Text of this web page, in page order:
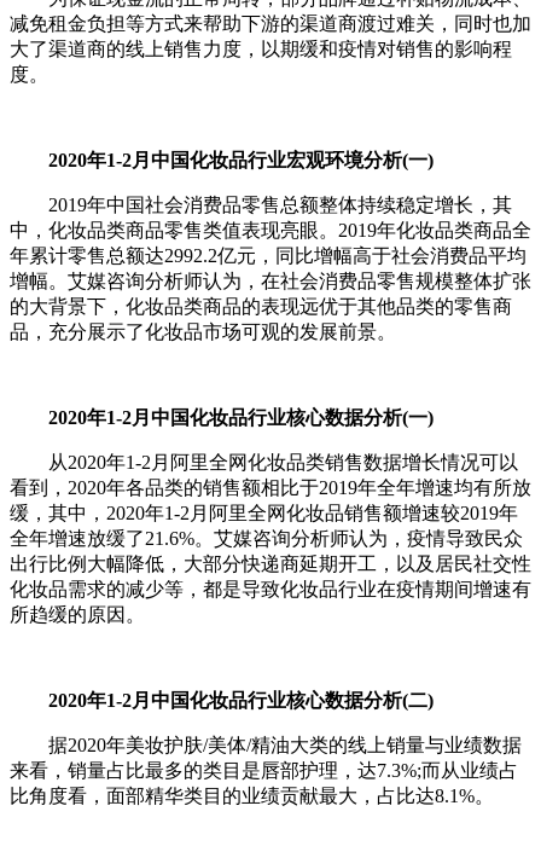
减免租金负担等方式来帮助下游的渠道商渡过难关，同时也加
大了渠道商的线上销售力度，以期缓和疫情对销售的影响程
度。
2020年1-2月中国化妆品行业宏观环境分析(一)
2019年中国社会消费品零售总额整体持续稳定增长，其
中，化妆品类商品零售类值表现亮眼。2019年化妆品类商品全
年累计零售总额达2992.2亿元，同比增幅高于社会消费品平均
增幅。艾媒咨询分析师认为，在社会消费品零售规模整体扩张
的大背景下，化妆品类商品的表现远优于其他品类的零售商
品，充分展示了化妆品市场可观的发展前景。
2020年1-2月中国化妆品行业核心数据分析(一)
从2020年1-2月阿里全网化妆品类销售数据增长情况可以
看到，2020年各品类的销售额相比于2019年全年增速均有所放
缓，其中，2020年1-2月阿里全网化妆品销售额增速较2019年
全年增速放缓了21.6%。艾媒咨询分析师认为，疫情导致民众
出行比例大幅降低，大部分快递商延期开工，以及居民社交性
化妆品需求的减少等，都是导致化妆品行业在疫情期间增速有
所趋缓的原因。
2020年1-2月中国化妆品行业核心数据分析(二)
据2020年美妆护肤/美体/精油大类的线上销量与业绩数据
来看，销量占比最多的类目是唇部护理，达7.3%;而从业绩占
比角度看，面部精华类目的业绩贡献最大，占比达8.1%。